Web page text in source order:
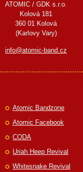
ATOMIC / GDK s.r.o.
Kolová 181
360 01 Kolová
(Karlovy Vary)
info@atomic-band.cz
Atomic Bandzone
Atomic Facebook
CODA
Uriah Heep Revival
Whitesnake Revival